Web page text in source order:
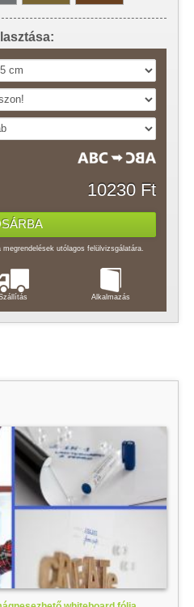
10230 Ft
utólagos felülvizsgálatára.
Alkalmazás